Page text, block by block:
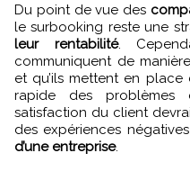
Du point de vue des
le surbooking reste une
leur rentabilité.
communiquent de
et qu’ils mettent en place
rapide des
satisfaction du client
des expériences
d’une entreprise.